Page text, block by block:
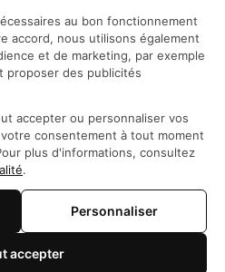
Maison Otaku
au bon fonctionnement
accord, nous utilisons également
et de marketing, par exemple
proposer des publicités
accepter ou personnaliser vos
consentement à tout moment
plus d'informations, consultez
.
Personnaliser
accepter